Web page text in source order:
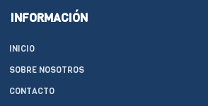
INFORMACIÓN
INICIO
SOBRE NOSOTROS
CONTACTO